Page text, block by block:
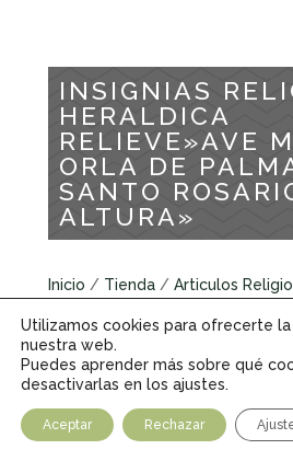
INSIGNIAS
HERALDICA
RELIEVE»AVE
ORLA DE
SANTO
ALTURA»
Inicio / Tienda / Articulos
INSIGNIAS RELIGIOSAS
MARIA ORLA DE PALMAS Y
ALTURA»
Insignias Religiosas Heráldicas
Utilizamos cookies para ofrecerte
nuestra web.
Puedes aprender más sobre qué
desactivarlas en los ajustes.
Aceptar Rechazar